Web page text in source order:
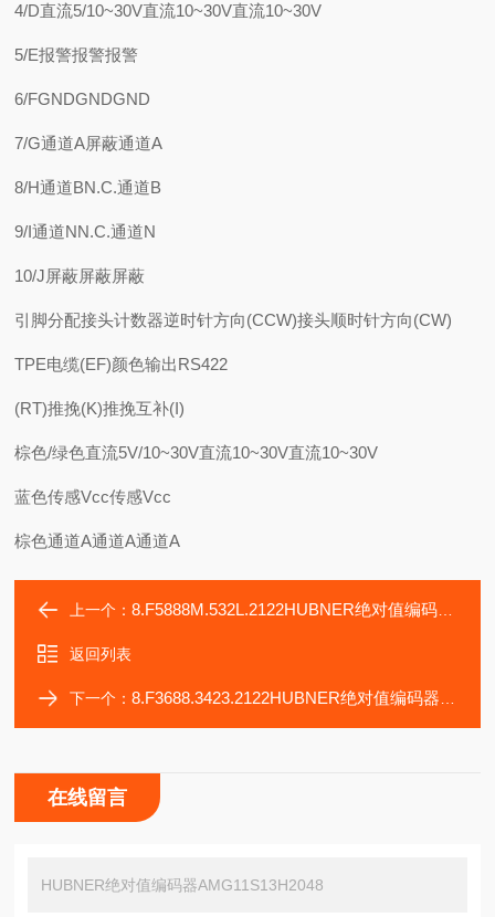
4/D直流5/10~30V直流10~30V直流10~30V
5/E报警报警报警
6/FGNDGNDGND
7/G通道A屏蔽通道A
8/H通道BN.C.通道B
9/I通道NN.C.通道N
10/J屏蔽屏蔽屏蔽
引脚分配接头计数器逆时针方向(CCW)接头顺时针方向(CW)
TPE电缆(EF)颜色输出RS422
(RT)推挽(K)推挽互补(I)
棕色/绿色直流5V/10~30V直流10~30V直流10~30V
蓝色传感Vcc传感Vcc
棕色通道A通道A通道A
上一个：8.F5888M.532L.2122HUBNER绝对值编码器AMG11S13H1024
返回列表
下一个：8.F3688.3423.2122HUBNER绝对值编码器AMG11S25Z0
在线留言